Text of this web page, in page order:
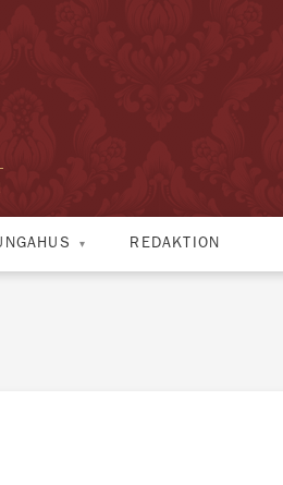
REDAKTION